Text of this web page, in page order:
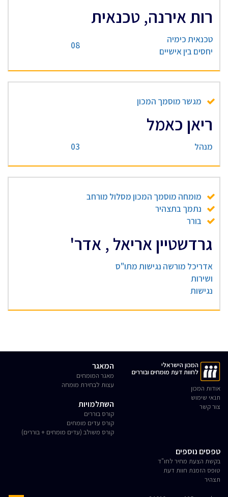
רות אירנה, טכנאית
טכנאית כימיה
יחסים בין אישיים
08
מגשר מוסמך המכון
ריאן כאמל
מנהל 03
מומחה מוסמך המכון מסלול מורחב
נתמך בתצהיר
בורר
גרדשטיין אריאל , אדר'
אדריכל מורשה נגישות מתו"ס
ושירות
נגישות
המכון הישראלי
לחוות דעת מומחים ובוררים
אודות המכון
תנאי שימוש
צור קשר
המאגר
מאגר המומחים
עצות לבחירת מומחה
השתלמויות
קורס בוררים
קורס עדים מומחים
קורס משולב (עדים מומחים + בוררים)
טפסים נוספים
בקשת הצעת מחיר לחו"ד
טופס הזמנת חוות דעת
תצהיר